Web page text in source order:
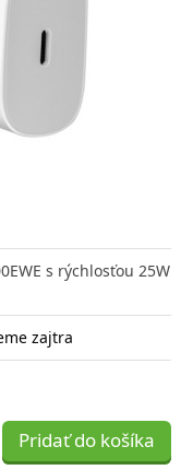
s rýchlosťou 25W
zajtra
Pridať do košíka